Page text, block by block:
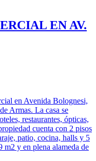
EN AV.
en Avenida Bolognesi,
Armas. La casa se
restaurantes, ópticas,
cuenta con 2 pisos
patio, cocina, halls y 5
m2 y en plena alameda de